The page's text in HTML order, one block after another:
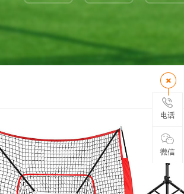
电话
微信